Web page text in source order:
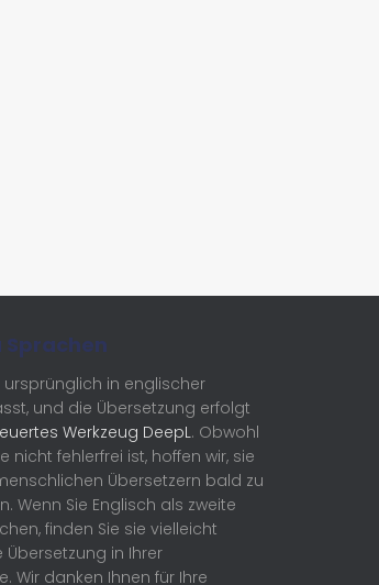
Sprachen
ursprünglich in englischer
und die Übersetzung erfolgt
Werkzeug DeepL. Obwohl
nicht fehlerfrei ist, hoffen wir, sie
Übersetzern bald zu
Wenn Sie Englisch als zweite
finden Sie sie vielleicht
in Ihrer
Wir danken Ihnen für Ihre